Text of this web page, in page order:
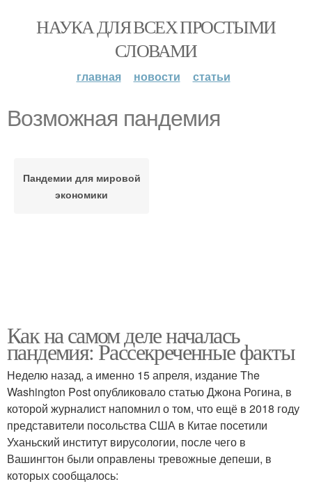
НАУКА ДЛЯ ВСЕХ ПРОСТЫМИ
СЛОВАМИ
главная новости статьи
Возможная пандемия
Пандемии для мировой
экономики
Как на самом деле началась
пандемия: Рассекреченные факты
Неделю назад, а именно 15 апреля, издание The
Washington Post опубликовало статью Джона Рогина, в
которой журналист напомнил о том, что ещё в 2018 году
представители посольства США в Китае посетили
Уханьский институт вирусологии, после чего в
Вашингтон были оправлены тревожные депеши, в
которых сообщалось: